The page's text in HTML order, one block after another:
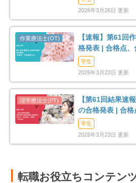
2026年3月26日 更新
【速報】第61回
格発表 | 合格点
（2026年）
学生
2026年3月23日 更新
【第61回結果速
の合格発表 | 合
（2026年）
学生
2026年3月23日 更新
転職お役立ちコンテン